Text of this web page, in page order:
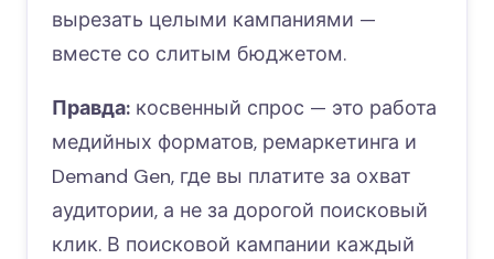
вырезать целыми кампаниями —
вместе со слитым бюджетом.
Правда: косвенный спрос — это работа
медийных форматов, ремаркетинга и
Demand Gen, где вы платите за охват
аудитории, а не за дорогой поисковый
клик. В поисковой кампании каждый